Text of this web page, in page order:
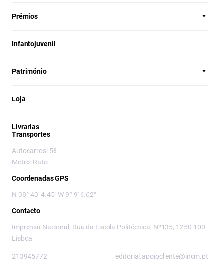
Prémios
Infantojuvenil
Património
Loja
Livrarias
Transportes
Autocarros: 58
Metro: Rato
Coordenadas GPS
N 38º 43' 4.45" W 9º 9' 6.62"
Contacto
Imprensa Nacional, Rua da Escola Politécnica, Nº135, 1250-100
Lisboa
213945772 editorial.apoiocliente@incm.pt